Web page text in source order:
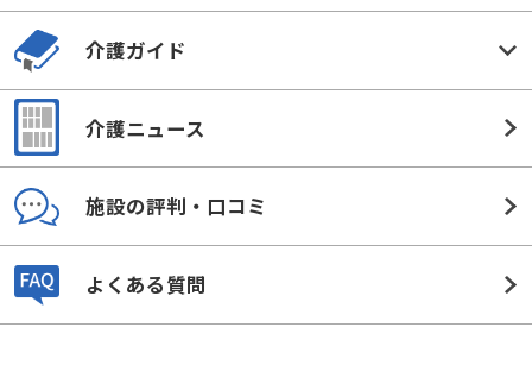
介護ガイド
介護ニュース
施設の評判・口コミ
よくある質問